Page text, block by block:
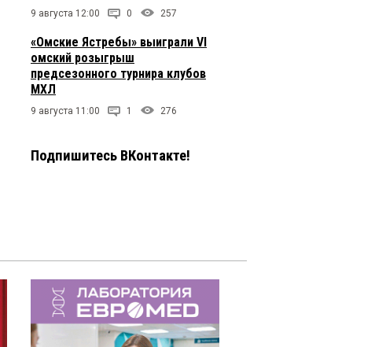
9 августа 12:00 0 257
«Омские Ястребы» выиграли VI
омский розыгрыш
предсезонного турнира клубов
МХЛ
9 августа 11:00 1 276
Подпишитесь ВКонтакте!